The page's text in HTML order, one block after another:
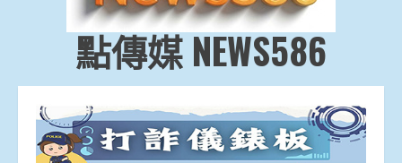
點傳媒 NEWS586